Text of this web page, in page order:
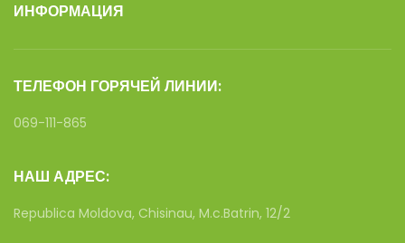
ИНФОРМАЦИЯ
ТЕЛЕФОН ГОРЯЧЕЙ ЛИНИИ:
069-111-865
НАШ АДРЕС:
Republica Moldova, Chisinau, M.c.Batrin, 12/2